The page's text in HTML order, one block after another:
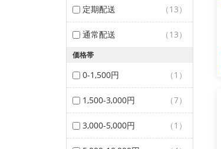
定期配送 （13）
通常配送 （13）
価格帯
0-1,500円 （1）
1,500-3,000円 （7）
3,000-5,000円 （1）